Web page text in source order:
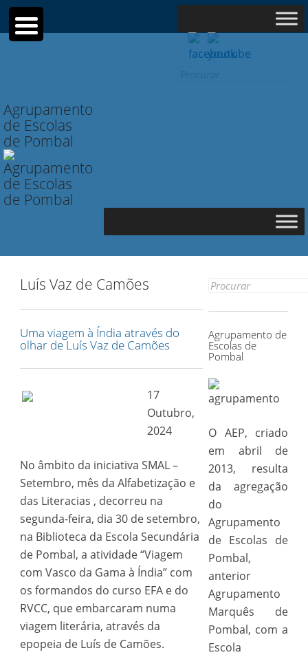
Agrupamento
de Escolas
de Pombal
Luís Vaz de Camões
Uma viagem à Índia através do
olhar de Luís Vaz de Camões
17
Outubro,
2024
No âmbito da iniciativa SMAL –
Setembro, mês da Alfabetização e
das Literacias , decorreu na
segunda-feira, dia 30 de setembro,
na Biblioteca da Escola Secundária
de Pombal, a atividade “Viagem
com Vasco da Gama à Índia” com
os formandos do curso EFA e do
RVCC, que embarcaram numa
viagem literária, através da
epopeia de Luís de Camões.
Search for:
Agrupamento de
Escolas de
Pombal
O AEP, criado
em abril de
2013, resulta
da agregação
do
Agrupamento
de Escolas de
Pombal,
anterior
Agrupamento
Marquês de
Pombal, com a
Escola